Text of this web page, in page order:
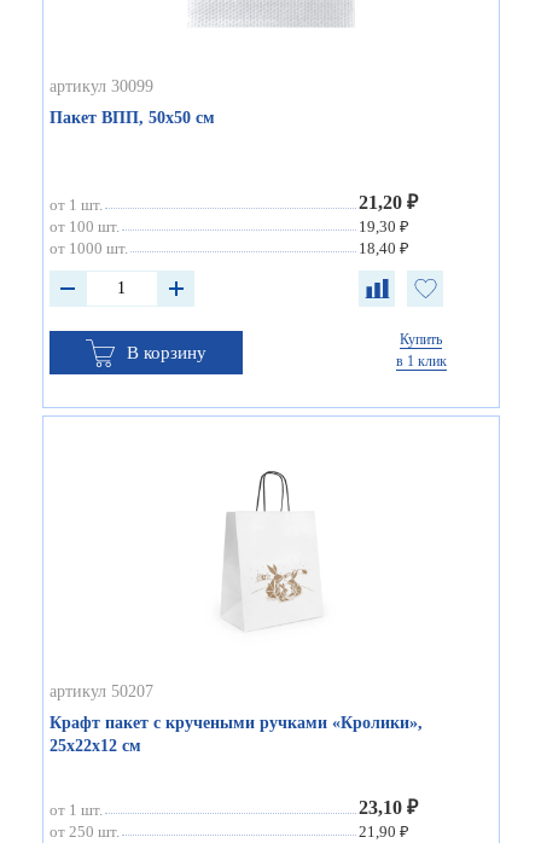
артикул 30099
Пакет ВПП, 50х50 см
от 1 шт. 21,20 ₽
от 100 шт.
19,30 ₽
от 1000 шт.
18,40 ₽
В корзину
Купить
в 1 клик
артикул 50207
Крафт пакет с кручеными ручками «Кролики»,
25х22х12 см
от 1 шт. 23,10 ₽
от 250 шт. 21,90 ₽